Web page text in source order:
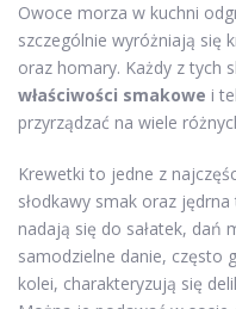
Owoce morza w kuchni
szczególnie wyróżniają się
oraz homary. Każdy z tych
właściwości smakowe i
przyrządzać na wiele
Krewetki to jedne z
słodkawy smak oraz
nadają się do sałatek, dań
samodzielne danie, często
kolei, charakteryzują się